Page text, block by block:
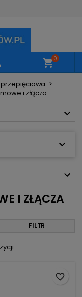
shopping_cart0
i złącza
I ZŁĄCZA
FILTR
favorite_border
listę życzeń
na
Zaloguj się